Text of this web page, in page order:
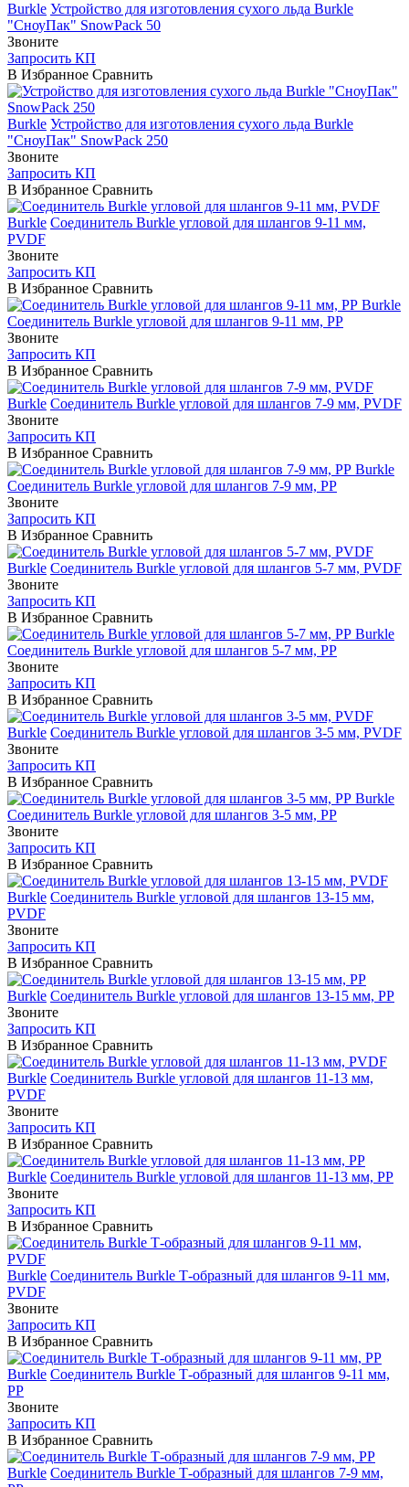
Burkle Устройство для изготовления сухого льда Burkle
"СноуПак" SnowPack 50
Звоните
Запросить КП
В Избранное Сравнить
Burkle Устройство для изготовления сухого льда Burkle
"СноуПак" SnowPack 250
Звоните
Запросить КП
В Избранное Сравнить
Burkle Соединитель Burkle угловой для шлангов 9-11 мм,
PVDF
Звоните
Запросить КП
В Избранное Сравнить
Burkle
Соединитель Burkle угловой для шлангов 9-11 мм, PP
Звоните
Запросить КП
В Избранное Сравнить
Burkle Соединитель Burkle угловой для шлангов 7-9 мм, PVDF
Звоните
Запросить КП
В Избранное Сравнить
Burkle
Соединитель Burkle угловой для шлангов 7-9 мм, PP
Звоните
Запросить КП
В Избранное Сравнить
Burkle Соединитель Burkle угловой для шлангов 5-7 мм, PVDF
Звоните
Запросить КП
В Избранное Сравнить
Burkle
Соединитель Burkle угловой для шлангов 5-7 мм, PP
Звоните
Запросить КП
В Избранное Сравнить
Burkle Соединитель Burkle угловой для шлангов 3-5 мм, PVDF
Звоните
Запросить КП
В Избранное Сравнить
Burkle
Соединитель Burkle угловой для шлангов 3-5 мм, PP
Звоните
Запросить КП
В Избранное Сравнить
Burkle Соединитель Burkle угловой для шлангов 13-15 мм,
PVDF
Звоните
Запросить КП
В Избранное Сравнить
Burkle Соединитель Burkle угловой для шлангов 13-15 мм, PP
Звоните
Запросить КП
В Избранное Сравнить
Burkle Соединитель Burkle угловой для шлангов 11-13 мм,
PVDF
Звоните
Запросить КП
В Избранное Сравнить
Burkle Соединитель Burkle угловой для шлангов 11-13 мм, PP
Звоните
Запросить КП
В Избранное Сравнить
Burkle Соединитель Burkle Т-образный для шлангов 9-11 мм,
PVDF
Звоните
Запросить КП
В Избранное Сравнить
Burkle Соединитель Burkle Т-образный для шлангов 9-11 мм,
PP
Звоните
Запросить КП
В Избранное Сравнить
Burkle Соединитель Burkle Т-образный для шлангов 7-9 мм,